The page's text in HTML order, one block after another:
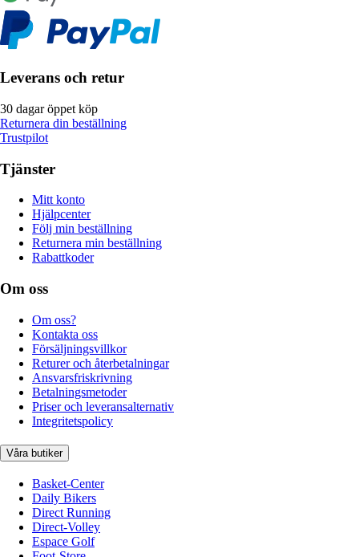
Leverans och retur
30 dagar öppet köp
Returnera din beställning
Trustpilot
Tjänster
Mitt konto
Hjälpcenter
Följ min beställning
Returnera min beställning
Rabattkoder
Om oss
Om oss?
Kontakta oss
Försäljningsvillkor
Returer och återbetalningar
Ansvarsfriskrivning
Betalningsmetoder
Priser och leveransalternativ
Integritetspolicy
Våra butiker
Basket-Center
Daily Bikers
Direct Running
Direct-Volley
Espace Golf